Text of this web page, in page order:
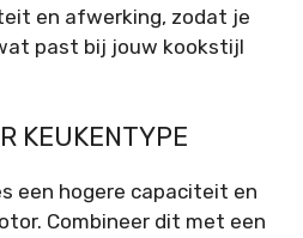
en afwerking, zodat je
past bij jouw kookstijl
KEUKENTYPE
een hogere capaciteit en
Combineer dit met een